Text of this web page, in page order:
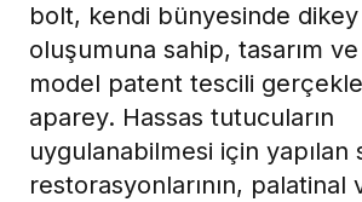
bolt, kendi bünyesinde
oluşumuna sahip, tasarım ve
model patent tescili
aparey. Hassas tutucuların
uygulanabilmesi için yapılan
restorasyonlarının, palatinal